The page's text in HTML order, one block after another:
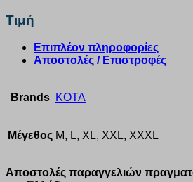
Τιμή
Επιπλέον πληροφορίες
Αποστολές / Επιστροφές
Brands KOTA
Μέγεθος M, L, XL, XXL, XXXL
Αποστολές παραγγελιών